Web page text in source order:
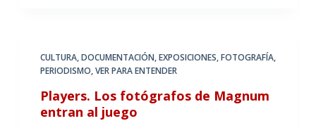
CULTURA,DOCUMENTACIÓN,EXPOSICIONES,FOTOGRAFÍA,
PERIODISMO,VER PARA ENTENDER
Players. Los fotógrafos de Magnum
entran al juego